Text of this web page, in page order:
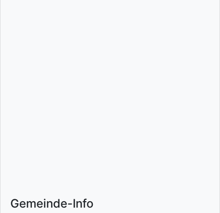
Gemeinde-Info